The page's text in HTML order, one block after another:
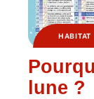
HABITAT
lune ?